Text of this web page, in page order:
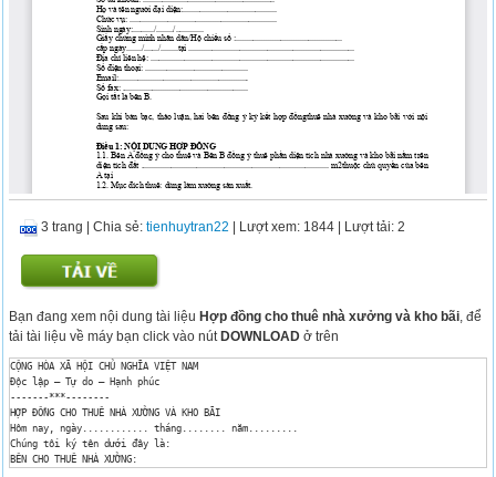
3 trang |Chia sẻ:tienhuytran22 | Lượt xem: 1844 | Lượt tải: 2
Bạn đang xem nội dung tài liệuHợp đồng cho thuê nhà xưởng và kho bãi , để
tải tài liệu về máy bạn click vào nútDOWNLOAD ở trên
CỘNG HÒA XÃ HỘI CHỦ NGHĨA VIỆT NAM
Độc lập – Tự do – Hạnh phúc
-------***--------
HỢP ĐỒNG CHO THUÊ NHÀ XƯỞNG VÀ KHO BÃI
Hôm nay, ngày............ tháng........ năm.........
Chúng tôi ký tên dưới đây là:
BÊN CHO THUÊ NHÀ XƯỞNG: